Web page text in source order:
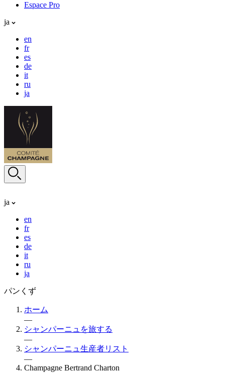
Espace Pro
ja
en
fr
es
de
it
ru
ja
ja
en
fr
es
de
it
ru
ja
パンくず
ホーム
—
シャンパーニュを旅する
—
シャンパーニュ生産者リスト
—
Champagne Bertrand Charton